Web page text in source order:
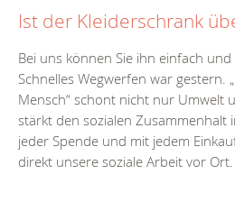
Ist der Kleiderschrank
Bei uns können Sie ihn einfach
Schnelles Wegwerfen war gestern.
Mensch“ schont nicht nur Umwelt
stärkt den sozialen Zusammenhalt
jeder Spende und mit jedem
direkt unsere soziale Arbeit vor Ort.